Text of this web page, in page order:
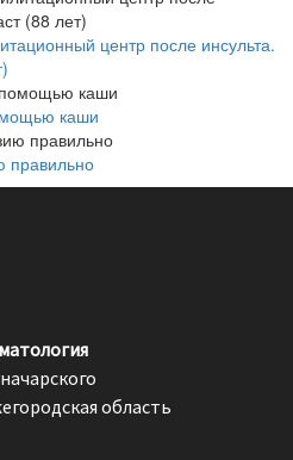
центр после инсульта.
каши
правильно
область